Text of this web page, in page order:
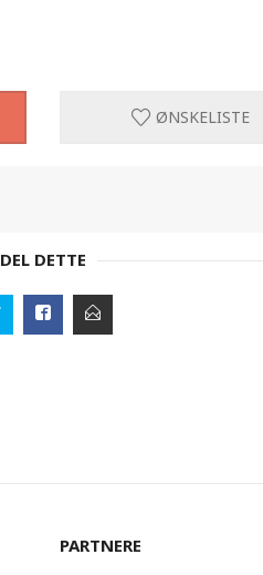
ØNSKELISTE
DEL DETTE
PARTNERE